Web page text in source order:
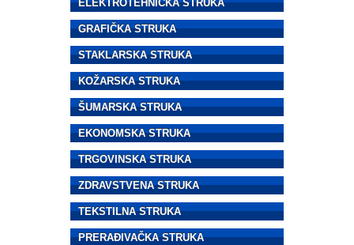
ELEKTROTEHNIČKA STRUKA
GRAFIČKA STRUKA
STAKLARSKA STRUKA
KOŽARSKA STRUKA
ŠUMARSKA STRUKA
EKONOMSKA STRUKA
TRGOVINSKA STRUKA
ZDRAVSTVENA STRUKA
TEKSTILNA STRUKA
PRERAĐIVAČKA STRUKA